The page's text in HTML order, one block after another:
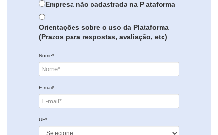
Empresa não cadastrada na Plataforma
Orientações sobre o uso da Plataforma
(Prazos para respostas, avaliação, etc)
Nome*
E-mail*
UF*